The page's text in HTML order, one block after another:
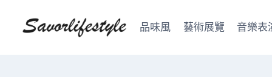
品味風 藝術展覽 音樂表